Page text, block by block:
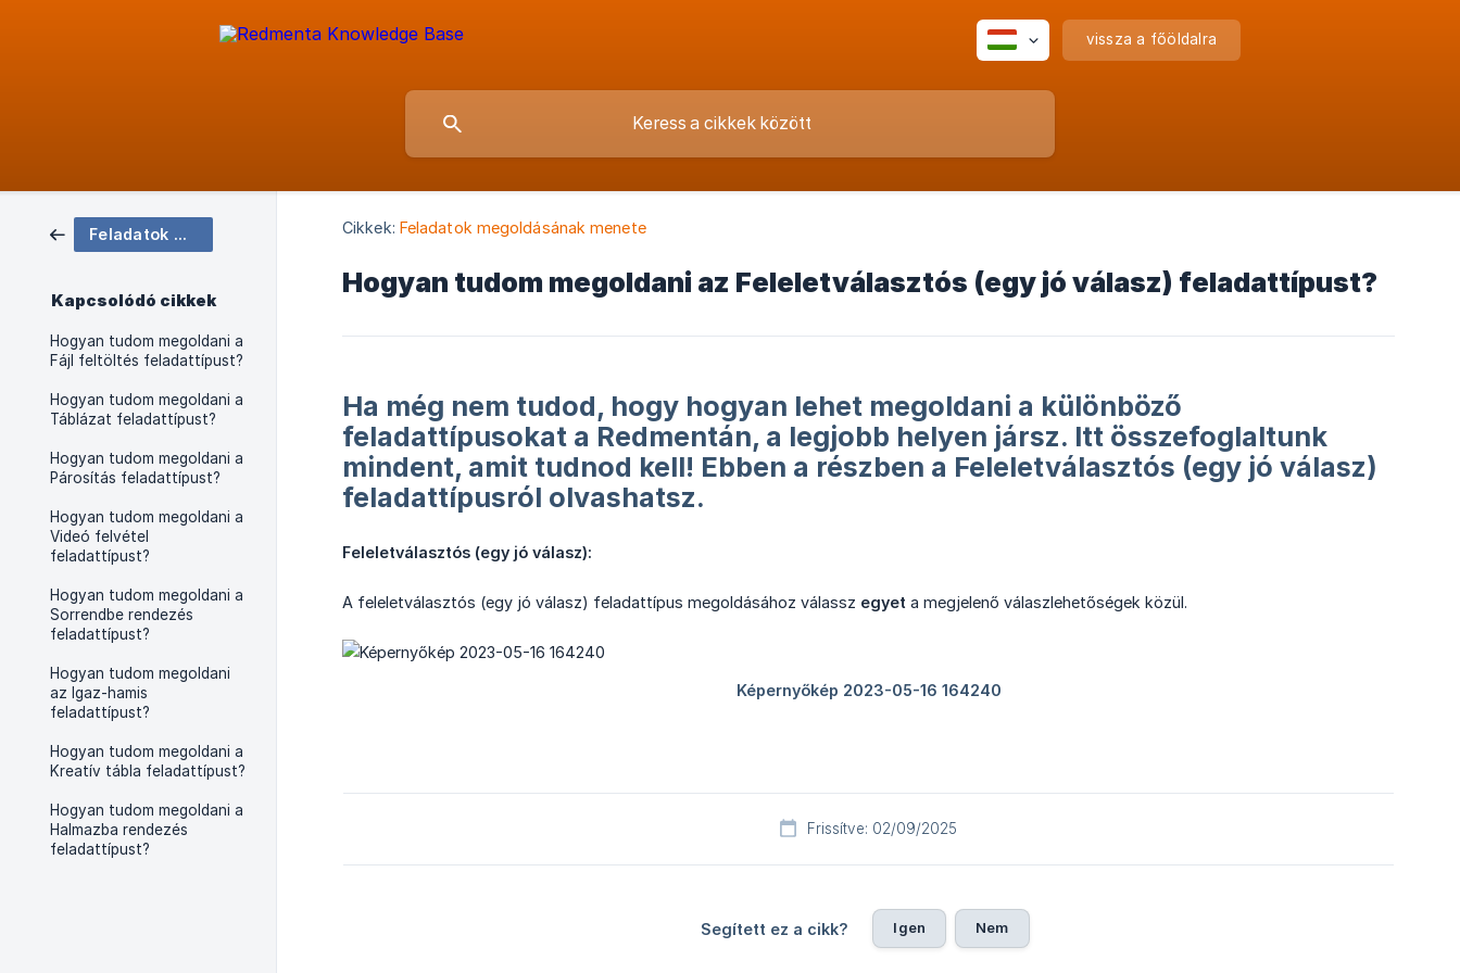
vissza a főöldalra
Feladatok megoldásának menete
Kapcsolódó cikkek
Hogyan tudom megoldani a
Fájl feltöltés feladattípust?
Hogyan tudom megoldani a
Táblázat feladattípust?
Hogyan tudom megoldani a
Párosítás feladattípust?
Hogyan tudom megoldani a
Videó felvétel
feladattípust?
Hogyan tudom megoldani a
Sorrendbe rendezés
feladattípust?
Hogyan tudom megoldani
az Igaz-hamis
feladattípust?
Hogyan tudom megoldani a
Kreatív tábla feladattípust?
Hogyan tudom megoldani a
Halmazba rendezés
feladattípust?
Cikkek: Feladatok megoldásának menete
Hogyan tudom megoldani az Feleletválasztós (egy jó válasz) feladattípust?
Ha még nem tudod, hogy hogyan lehet megoldani a különböző
feladattípusokat a Redmentán, a legjobb helyen jársz. Itt összefoglaltunk
mindent, amit tudnod kell! Ebben a részben a Feleletválasztós (egy jó válasz)
feladattípusról olvashatsz.
Feleletválasztós (egy jó válasz):
A feleletválasztós (egy jó válasz) feladattípus megoldásához válassz egyet a megjelenő válaszlehetőségek közül.
Frissítve: 02/09/2025
Segített ez a cikk? Igen Nem